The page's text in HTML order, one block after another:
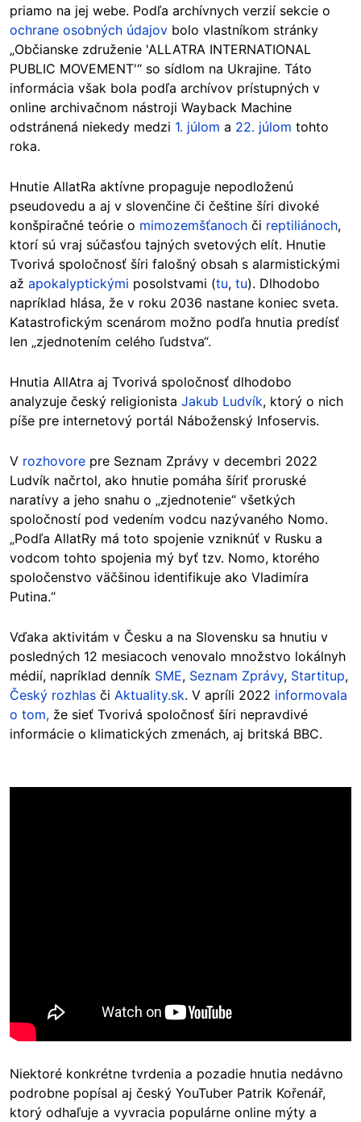
priamo na jej webe. Podľa archívnych verzií sekcie o
ochrane osobných údajov bolo vlastníkom stránky
„Občianske združenie 'ALLATRA INTERNATIONAL
PUBLIC MOVEMENT'“ so sídlom na Ukrajine. Táto
informácia však bola podľa archívov prístupných v
online archivačnom nástroji Wayback Machine
odstránená niekedy medzi 1. júlom a 22. júlom tohto
roka.
Hnutie AllatRa aktívne propaguje nepodloženú
pseudovedu a aj v slovenčine či češtine šíri divoké
konšpiračné teórie o mimozemšťanoch či reptiliánoch,
ktorí sú vraj súčasťou tajných svetových elít. Hnutie
Tvorivá spoločnosť šíri falošný obsah s alarmistickými
až apokalyptickými posolstvami (tu, tu). Dlhodobo
napríklad hlása, že v roku 2036 nastane koniec sveta.
Katastrofickým scenárom možno podľa hnutia predísť
len „zjednotením celého ľudstva“.
Hnutia AllAtra aj Tvorivá spoločnosť dlhodobo
analyzuje český religionista Jakub Ludvík, ktorý o nich
píše pre internetový portál Náboženský Infoservis.
V rozhovore pre Seznam Zprávy v decembri 2022
Ludvík načrtol, ako hnutie pomáha šíriť proruské
naratívy a jeho snahu o „zjednotenie“ všetkých
spoločností pod vedením vodcu nazývaného Nomo.
„Podľa AllatRy má toto spojenie vzniknúť v Rusku a
vodcom tohto spojenia mý byť tzv. Nomo, ktorého
spoločenstvo väčšinou identifikuje ako Vladimíra
Putina.“
Vďaka aktivitám v Česku a na Slovensku sa hnutiu v
posledných 12 mesiacoch venovalo množstvo lokálnyh
médií, napríklad denník SME, Seznam Zprávy, Startitup,
Český rozhlas či Aktuality.sk. V apríli 2022 informovala
o tom, že sieť Tvorivá spoločnosť šíri nepravdivé
informácie o klimatických zmenách, aj britská BBC.
Niektoré konkrétne tvrdenia a pozadie hnutia nedávno
podrobne popísal aj český YouTuber Patrik Kořenář,
ktorý odhaľuje a vyvracia populárne online mýty a